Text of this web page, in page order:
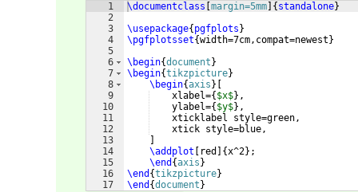
1
2
3
4
5
6
7
8
9
10
11
12
13
14
15
16
17
\documentclass margin=5mm { standalone}
\usepackage{ pgfplots }
\pgfplotsset{width=7cm,compat=newest }
\begin{document }
\begin{tikzpicture}
\begin{axis }
    xlabel=
{ $x$} ,
    ylabel=
{ $y$} ,
    xticklabel style=green,
    xtick style=blue,
\addplot
red {x^2} ;
\end {axis }
\end {tikzpicture}
\end {document }